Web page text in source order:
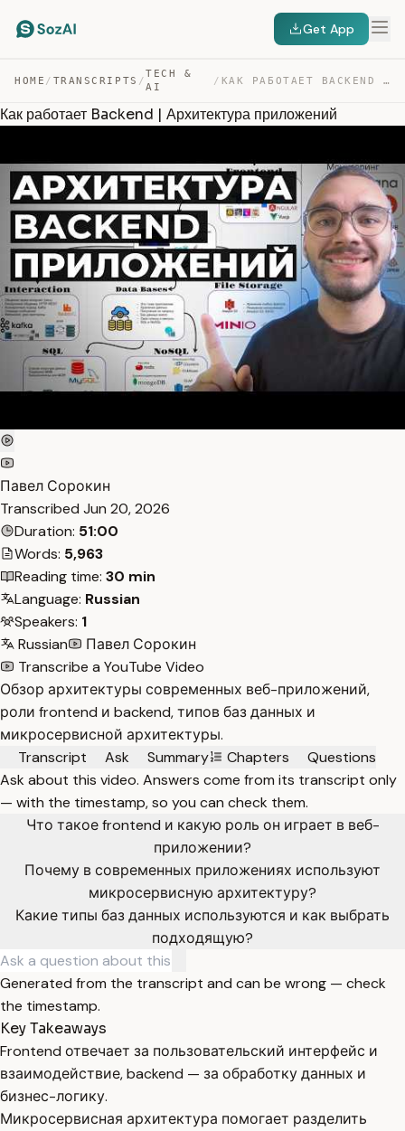
Get App
HOME / TRANSCRIPTS /
TECH &
AI
/ КАК РАБОТАЕТ BACKEND | АРХИТЕКТУРА ПРИЛОЖЕНИЙ — TRANSCRIPT
Как работает Backend | Архитектура приложений
Павел Сорокин
Transcribed Jun 20, 2026
Duration: 51:00
Words: 5,963
Reading time: 30 min
Language: Russian
Speakers: 1
Russian
Павел Сорокин
Transcribe a YouTube Video
Обзор архитектуры современных веб-приложений,
роли frontend и backend, типов баз данных и
микросервисной архитектуры.
Transcript
Ask Summary Chapters
Questions
Ask about this video. Answers come from its transcript only
— with the timestamp, so you can check them.
Что такое frontend и какую роль он играет в веб-
приложении?
Почему в современных приложениях используют
микросервисную архитектуру?
Какие типы баз данных используются и как выбрать
подходящую?
Generated from the transcript and can be wrong — check
the timestamp.
Key Takeaways
Frontend отвечает за пользовательский интерфейс и
взаимодействие, backend — за обработку данных и
бизнес-логику.
Микросервисная архитектура помогает разделить